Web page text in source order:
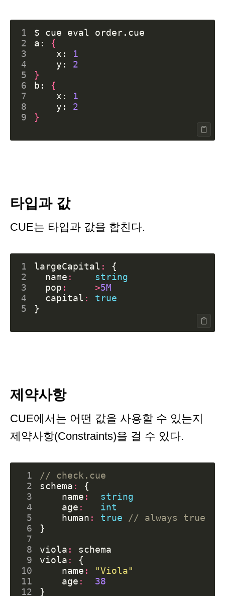
1 $ cue eval
2
a:
{
3
    x:
1
4
    y:
2
5
}
6
b:
{
7
    x:
1
8
    y:
2
9
}
타입과 값
CUE는 타입과 값을 합친다.
1 largeCapital :
{
2
name :
string
3
pop : >5M
4
capital :
true
5
}
제약사항
CUE에서는 어떤 값을 사용할 수 있는지
제약사항(Constraints)을 걸 수 있다.
1
// check.cue
2
schema :
{
3
name :
string
4
age :
int
5
human : true
// always true
6
}
7
8
viola :
schema
9
viola :
{
10
name :
"Viola"
11
age :
38
12
}